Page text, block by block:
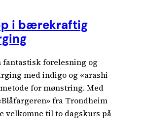
i bærekraftig
fantastisk forelesning og
med indigo og «arashi
for mønstring. Med
fra Trondheim
velkomne til to dagskurs på